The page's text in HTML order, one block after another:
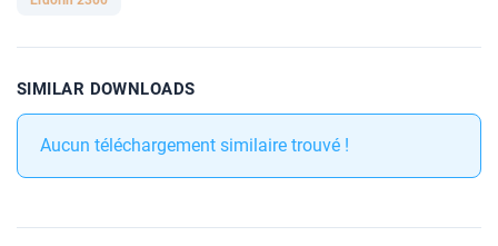
SIMILAR DOWNLOADS
Aucun téléchargement similaire trouvé !